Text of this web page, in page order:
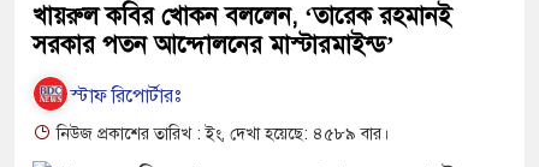
খায়রুল কবির খোকন বললেন, ‘তারেক রহমানই
সরকার পতন আন্দোলনের মাস্টারমাইন্ড’
স্টাফ রিপোর্টারঃ
নিউজ প্রকাশের তারিখ : ইং, দেখা হয়েছে: ৪৫৮৯ বার।